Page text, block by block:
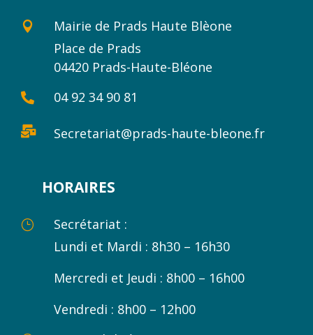

Mairie de Prads Haute Blèone
Place de Prads
04420 Prads-Haute-Bléone
 04 92 34 90 81
 Secretariat@prads-haute-bleone.fr
HORAIRES
}
Secrétariat :
Lundi et Mardi : 8h30 – 16h30
Mercredi et Jeudi : 8h00 – 16h00
Vendredi : 8h00 – 12h00